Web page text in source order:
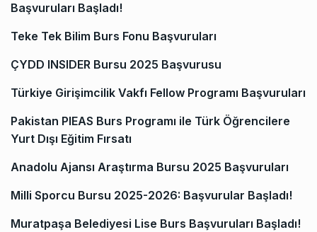
Başvuruları Başladı!
Teke Tek Bilim Burs Fonu Başvuruları
ÇYDD INSIDER Bursu 2025 Başvurusu
Türkiye Girişimcilik Vakfı Fellow Programı Başvuruları
Pakistan PIEAS Burs Programı ile Türk Öğrencilere
Yurt Dışı Eğitim Fırsatı
Anadolu Ajansı Araştırma Bursu 2025 Başvuruları
Milli Sporcu Bursu 2025-2026: Başvurular Başladı!
Muratpaşa Belediyesi Lise Burs Başvuruları Başladı!